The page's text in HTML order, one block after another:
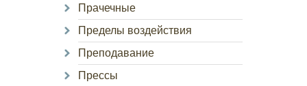
Прачечные
Пределы воздействия
Преподавание
Прессы